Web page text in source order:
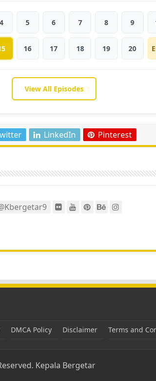
4 5 6 7 8 9
16 17 18 19 20
View All Episodes
LinkedIn Pinterest
DMCA Policy Disclaimer Terms and
Kepala Bergetar